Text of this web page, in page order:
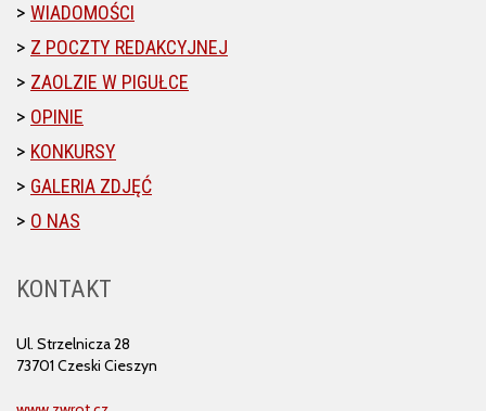
WIADOMOŚCI
Z POCZTY REDAKCYJNEJ
ZAOLZIE W PIGUŁCE
OPINIE
KONKURSY
GALERIA ZDJĘĆ
O NAS
KONTAKT
Ul. Strzelnicza 28
73701 Czeski Cieszyn